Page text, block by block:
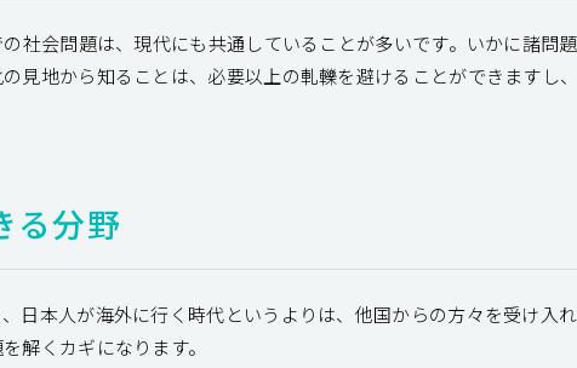
社会問題は、現代にも共通していることが多いです。いかに諸問
見地から知ることは、必要以上の軋轢を避けることができますし
る分野
日本人が海外に行く時代というよりは、他国からの方々を受け入
解くカギになります。